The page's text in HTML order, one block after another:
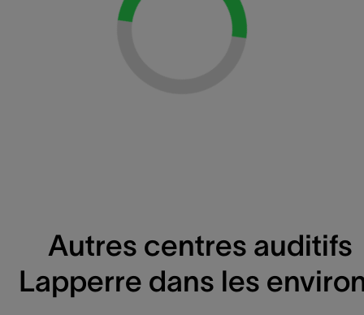
Autres centres auditifs
Lapperre dans les